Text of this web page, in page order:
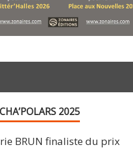
2025
BRUN finaliste du prix